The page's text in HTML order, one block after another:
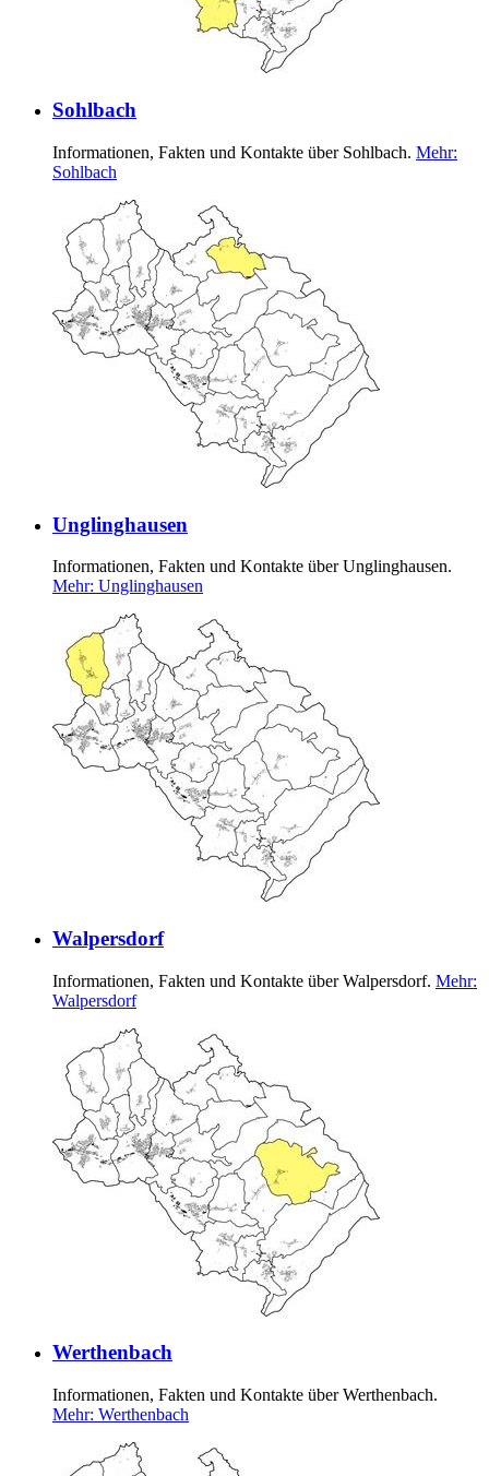
Sohlbach
Informationen, Fakten und Kontakte über Sohlbach. Mehr:
Sohlbach
Unglinghausen
Informationen, Fakten und Kontakte über Unglinghausen.
Mehr: Unglinghausen
Walpersdorf
Informationen, Fakten und Kontakte über Walpersdorf. Mehr:
Walpersdorf
Werthenbach
Informationen, Fakten und Kontakte über Werthenbach.
Mehr: Werthenbach